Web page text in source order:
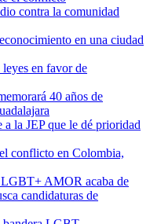
contra la comunidad
en una ciudad
en favor de
40 años de
la JEP que le dé prioridad
conflicto en Colombia,
AMOR acaba de
candidaturas de